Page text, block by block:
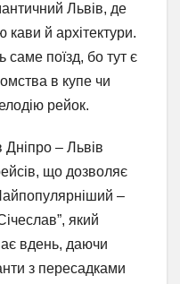
Львів, де
кави й архітектури.
саме поїзд, бо тут є
в купе чи
рейок.
Дніпро – Львів
що дозволяє
–
який
вдень, даючи
з пересадками